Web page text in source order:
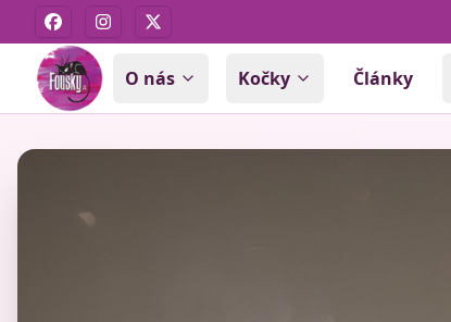
FacebookInstagram
X
O nás Kočky Články